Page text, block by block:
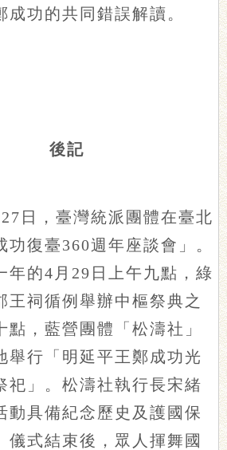
成功的共同錯誤解讀。
後記
日，臺灣統派團體在臺北
功復臺360週年座談會」。
年的4月29日上午九點，綠
王祠循例舉辦中樞祭典之
點，藍營團體「松濤社」
舉行「明延平王鄭成功光
祀」。松濤社執行長宋緒
動具備紀念歷史及護國保
儀式結束後，眾人揮舞國